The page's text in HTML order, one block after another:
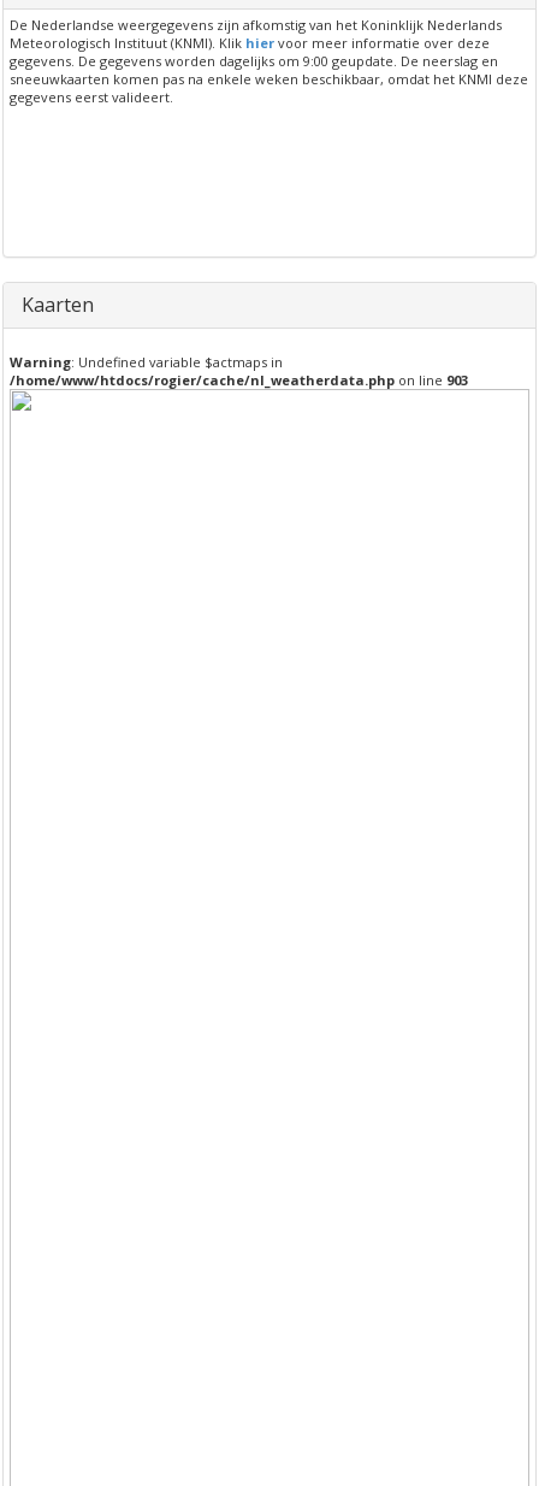
De Nederlandse weergegevens zijn afkomstig van het Koninklijk Nederlands
Meteorologisch Instituut (KNMI). Klik hier voor meer informatie over deze
gegevens. De gegevens worden dagelijks om 9:00 geupdate. De neerslag en
sneeuwkaarten komen pas na enkele weken beschikbaar, omdat het KNMI deze
gegevens eerst valideert.
Kaarten
Warning: Undefined variable $actmaps in
/home/www/htdocs/rogier/cache/nl_weatherdata.php on line 903